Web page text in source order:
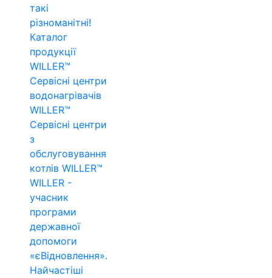
такі
різноманітні!
Каталог
продукції
WILLER™
Сервісні центри
водонагрівачів
WILLER™
Сервісні центри
з
обслуговування
котлів WILLER™
WILLER -
учасник
програми
державної
допомоги
«єВідновлення».
Найчастіші